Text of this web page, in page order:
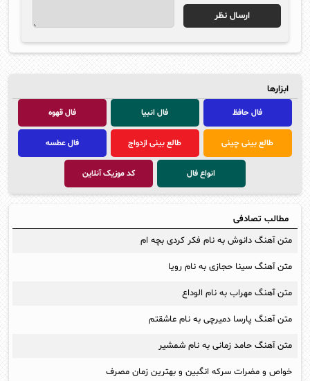
ابزارها
فال حافظ فال انبیا فال قهوه
طالع بینی چینی طالع بینی ازدواج فال عطسه
انواع فال کد موزیک آنلاین
مطالب تصادفی
متن آهنگ دانوش به نام فکر کردی بچه ام
متن آهنگ سینا حجازی به نام رویا
متن آهنگ مهراب به نام الوداع
متن آهنگ پارسا دمیرچی به نام عاشقتم
متن آهنگ حامد زمانی به نام شمشیر
خواص و مضرات سرکه انگبین و بهترین زمان مصرف